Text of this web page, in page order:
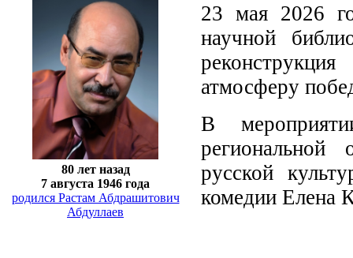
80 лет назад
7 августа 1946 года
родился Растам Абдрашитович
Абдуллаев
23 мая 2026
научной
атмосферу
В
региональной
русской
комедии Елена